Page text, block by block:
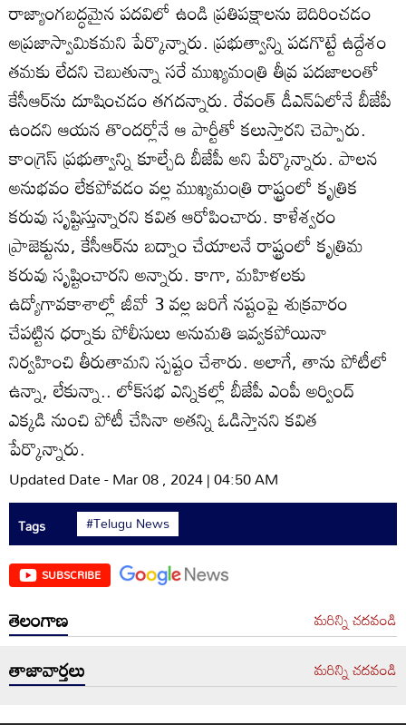
రాజ్యాంగబద్ధమైన పదవిలో ఉండి ప్రతిపక్షాలను బెదిరించడం
అప్రజాస్వామికమని పేర్కొన్నారు. ప్రభుత్వాన్ని పడగొట్టే ఉద్దేశం
తమకు లేదని చెబుతున్నా సరే ముఖ్యమంత్రి తీవ్ర పదజాలంతో
కేసీఆర్‌ను దూషించడం తగదన్నారు. రేవంత్‌ డీఎన్‌ఏలోనే బీజేపీ
ఉందని ఆయన తొందర్లోనే ఆ పార్టీతో కలుస్తారని చెప్పారు.
కాంగ్రెస్‌ ప్రభుత్వాన్ని కూల్చేది బీజేపీ అని పేర్కొన్నారు. పాలన
అనుభవం లేకపోవడం వల్ల ముఖ్యమంత్రి రాష్ట్రంలో కృత్రిక
కరువు సృష్టిస్తున్నారని కవిత ఆరోపించారు. కాళేశ్వరం
ప్రాజెక్టును, కేసీఆర్‌ను బద్నాం చేయాలనే రాష్ట్రంలో కృత్రిమ
కరువు సృష్టించారని అన్నారు. కాగా, మహిళలకు
ఉద్యోగావకాశాల్లో జీవో 3 వల్ల జరిగే నష్టంపై శుక్రవారం
చేపట్టిన ధర్నాకు పోలీసులు అనుమతి ఇవ్వకపోయినా
నిర్వహించి తీరుతామని స్పష్టం చేశారు. అలాగే, తాను పోటీలో
ఉన్నా, లేకున్నా.. లోక్‌సభ ఎన్నికల్లో బీజేపీ ఎంపీ అర్వింద్‌
ఎక్కడి నుంచి పోటీ చేసినా అతన్ని ఓడిస్తానని కవిత
పేర్కొన్నారు.
Updated Date - Mar 08 , 2024 | 04:50 AM
Tags #Telugu News
SUBSCRIBE
తెలంగాణ మరిన్ని చదవండి
తాజావార్తలు మరిన్ని చదవండి